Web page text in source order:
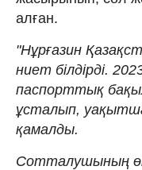
алған.
"Нұрғазин
ниет білдірді.
паспорттық
ұсталып,
қамалды.
Сотталушының